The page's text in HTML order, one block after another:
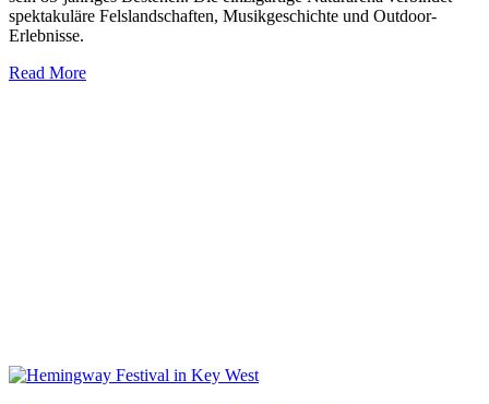
spektakuläre Felslandschaften, Musikgeschichte und Outdoor-
Erlebnisse.
Read More